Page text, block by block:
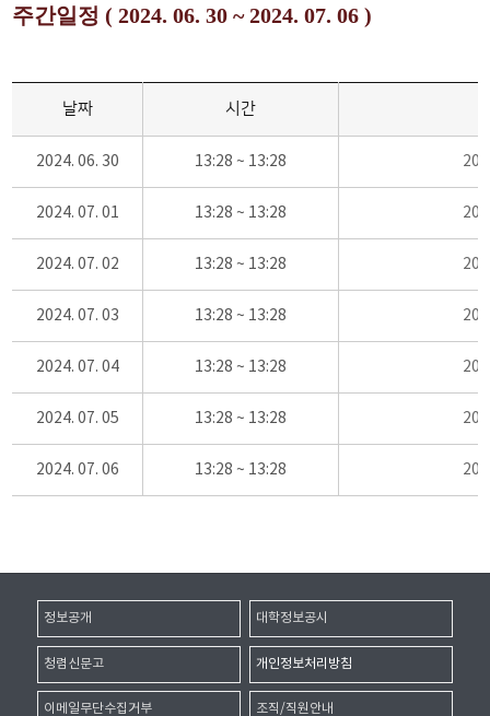
주간일정 ( 2024. 06. 30 ~ 2024. 07. 06 )
날짜 시간
2024. 06. 30 13:28 ~ 13:28
2024. 07. 01 13:28 ~ 13:28
2024. 07. 02 13:28 ~ 13:28
2024. 07. 03 13:28 ~ 13:28
2024. 07. 04 13:28 ~ 13:28
2024. 07. 05 13:28 ~ 13:28
2024. 07. 06 13:28 ~ 13:28
정보공개 대학정보공시
청렴신문고 개인정보처리방침
이메일무단수집거부 조직/직원안내